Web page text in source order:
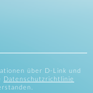
über D-Link und
Datenschutzrichtlinie